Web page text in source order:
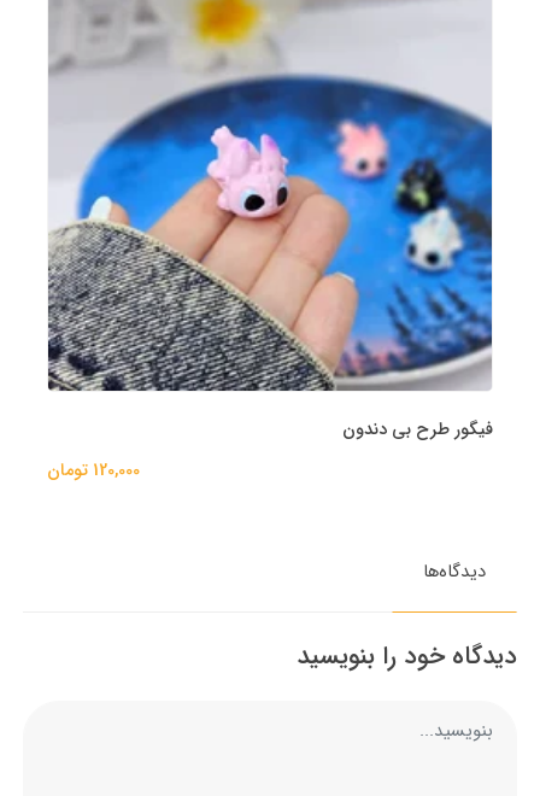
فیگور طرح بی دندون
120,000 تومان
دیدگاه‌ها
دیدگاه خود را بنویسید